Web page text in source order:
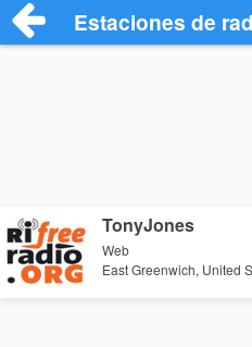
Estaciones de
TonyJones
Web
East Greenwich, United